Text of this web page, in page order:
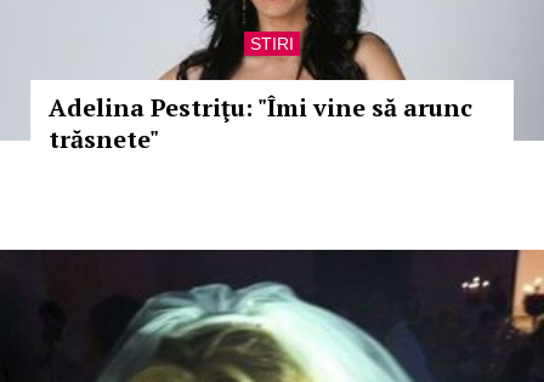
STIRI
Adelina Pestriţu: "Îmi vine să arunc
trăsnete"